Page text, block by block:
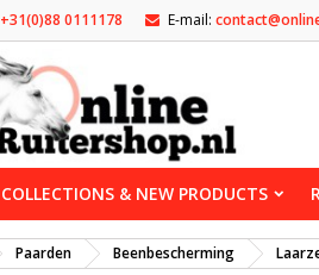
+31(0)88 0111178 E-mail:
COLLECTIONS & NEW PRODUCTS
Paarden Beenbescherming